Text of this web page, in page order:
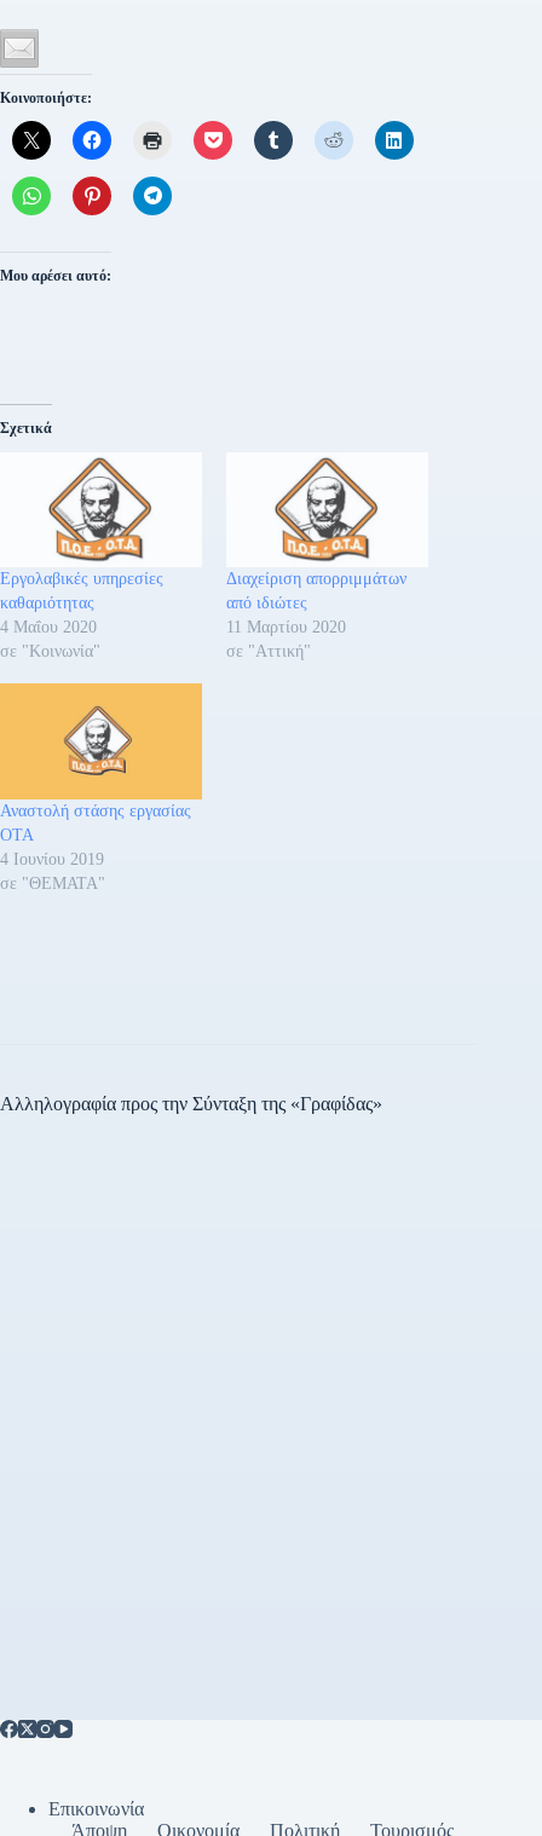
Κοινοποιήστε:
Μου αρέσει αυτό:
Σχετικά
Εργολαβικές υπηρεσίες
καθαριότητας
4 Μαΐου 2020
σε "Κοινωνία"
Διαχείριση απορριμμάτων
από ιδιώτες
11 Μαρτίου 2020
σε "Αττική"
Αναστολή στάσης εργασίας
ΟΤΑ
4 Ιουνίου 2019
σε "ΘΕΜΑΤΑ"
Αλληλογραφία προς την Σύνταξη της «Γραφίδας»
Επικοινωνία
Άποψη
Οικονομία Πολιτική Τουρισμός